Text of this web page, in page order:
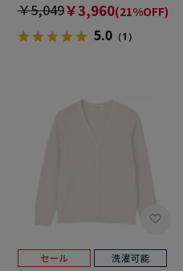
ス
￥5,049￥3,960(21%OFF)
5.0（1）